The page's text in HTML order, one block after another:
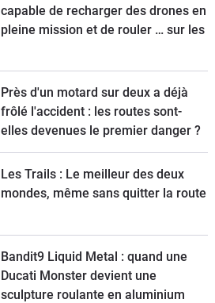
capable de recharger des drones en
pleine mission et de rouler … sur les
Près d'un motard sur deux a déjà
frôlé l'accident : les routes sont-
elles devenues le premier danger ?
Les Trails : Le meilleur des deux
mondes, même sans quitter la route
Bandit9 Liquid Metal : quand une
Ducati Monster devient une
sculpture roulante en aluminium